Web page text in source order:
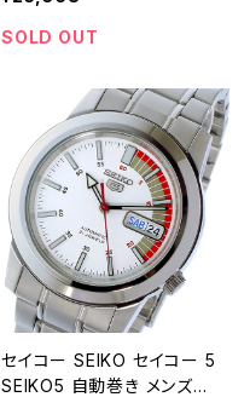
SOLD OUT
セイコー SEIKO セイコー 5
SEIKO5 自動巻き メンズ